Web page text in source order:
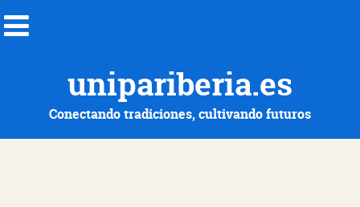
unipariberia.es
Conectando tradiciones, cultivando futuros